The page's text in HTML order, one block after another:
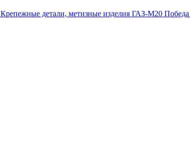
Крепежные детали, метизные изделия ГАЗ-М20 Победа